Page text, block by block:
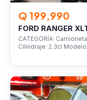
Q 199,990
FORD RANGER
CATEGORÍA:
Cilindraje: 2.3cl
VEHÍCULOS